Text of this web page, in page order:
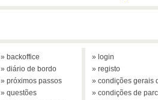
» backoffice
» diário de bordo
» próximos passos
» questões
» login
» registo
» condições gerais
» condições de